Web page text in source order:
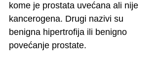
kome je prostata uvećana ali nije
kancerogena. Drugi nazivi su
benigna hipertrofija ili benigno
povećanje prostate.